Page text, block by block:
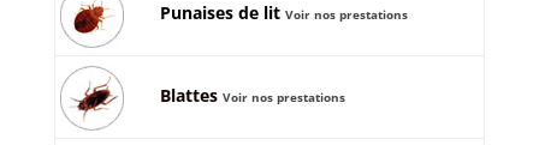
Punaises de lit Voir nos prestations
Blattes Voir nos prestations